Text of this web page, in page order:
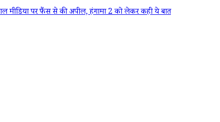
मीडिया पर फैंस से की अपील, हंगामा 2 को लेकर कही ये बात